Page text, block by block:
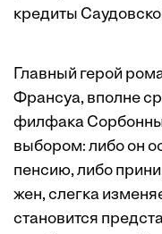
кредиты
Главный герой
Франсуа, вполне
филфака
выбором: либо он
пенсию, либо
жен, слегка
становится